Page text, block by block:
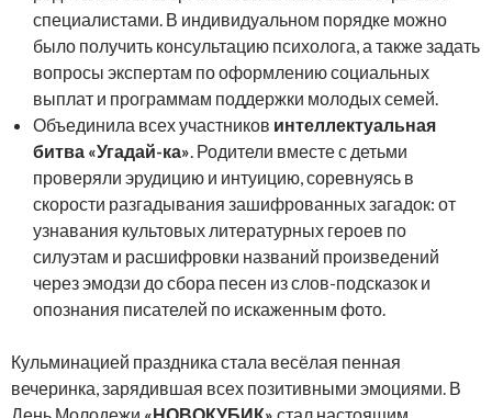
специалистами. В индивидуальном порядке можно
было получить консультацию психолога, а также задать
вопросы экспертам по оформлению социальных
выплат и программам поддержки молодых семей.
Объединила всех участников интеллектуальная
битва «Угадай-ка». Родители вместе с детьми
проверяли эрудицию и интуицию, соревнуясь в
скорости разгадывания зашифрованных загадок: от
узнавания культовых литературных героев по
силуэтам и расшифровки названий произведений
через эмодзи до сбора песен из слов-подсказок и
опознания писателей по искаженным фото.
Кульминацией праздника стала весёлая пенная
вечеринка, зарядившая всех позитивными эмоциями. В